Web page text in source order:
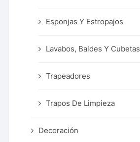
Esponjas Y Estropajos
Lavabos, Baldes Y Cubetas
Trapeadores
Trapos De Limpieza
Decoración